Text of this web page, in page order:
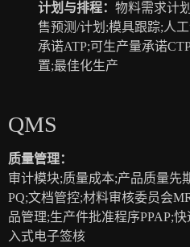
计划与排程： 物料需求计
售预测/计划;模具跟踪;人
承诺ATP;可生产量承诺
置;最佳化生产
QMS
质量管理：
审计模块;质量成本;产品质量先
PQ;文档管控;材料审核委员会
品管理;生产件批准程序PPAP;
入式电子签核